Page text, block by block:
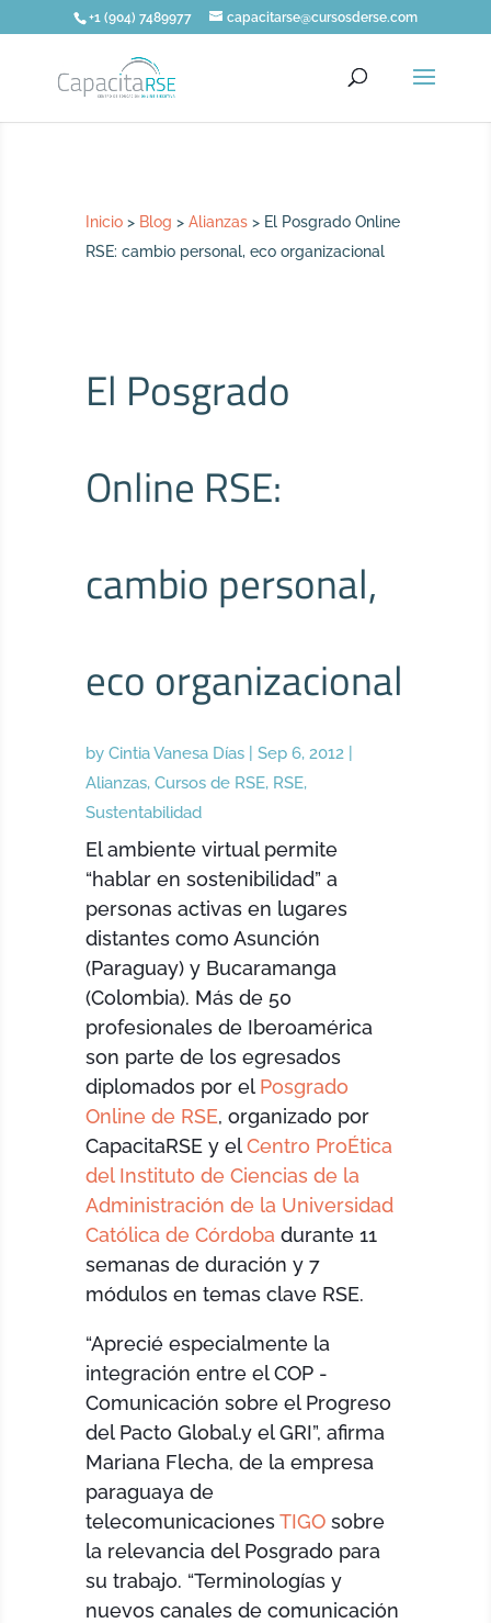
+1 (904) 7489977 capacitarse@cursosderse.com
Inicio > Blog >Alianzas > El Posgrado Online
RSE: cambio personal, eco organizacional
El Posgrado
Online RSE:
cambio personal,
eco organizacional
byCintia Vanesa Días |Sep 6, 2012
Alianzas,Cursos de RSE, RSE,
Sustentabilidad
El ambiente virtual permite
“hablar en sostenibilidad” a
personas activas en lugares
distantes como Asunción
(Paraguay) y Bucaramanga
(Colombia). Más de 50
profesionales de Iberoamérica
son parte de los egresados
diplomados por el Posgrado
Online de RSE, organizado por
CapacitaRSE y elCentro ProÉtica
del Instituto de Ciencias de la
Administración de la Universidad
Católica de Córdoba durante 11
semanas de duración y 7
módulos en temas clave RSE.
“Aprecié especialmente la
integración entre el COP -
Comunicación sobre el Progreso
del Pacto Global.y el GRI”, afirma
Mariana Flecha, de la empresa
paraguaya de
telecomunicacionesTIGO sobre
la relevancia del Posgrado para
su trabajo. “Terminologías y
nuevos canales de comunicación